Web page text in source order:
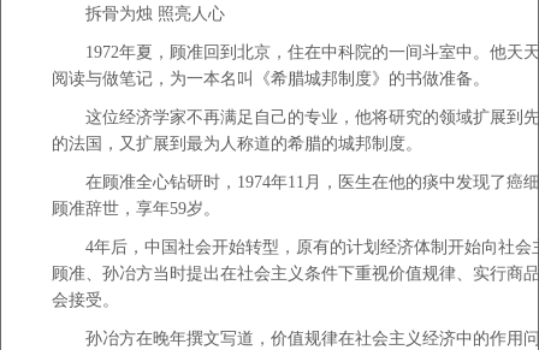
拆骨为烛 照亮人心
1972年夏，顾准回到北京，住在中科院的一间斗室中。他天
阅读与做笔记，为一本名叫《希腊城邦制度》的书做准备。
这位经济学家不再满足自己的专业，他将研究的领域扩展到
的法国，又扩展到最为人称道的希腊的城邦制度。
在顾准全心钻研时，1974年11月，医生在他的痰中发现了癌
顾准辞世，享年59岁。
4年后，中国社会开始转型，原有的计划经济体制开始向社会
顾准、孙冶方当时提出在社会主义条件下重视价值规律、实行商
会接受。
孙冶方在晚年撰文写道，价值规律在社会主义经济中的作用